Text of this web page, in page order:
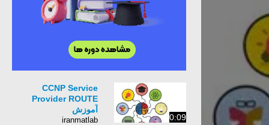
0:09
CCNP Service
Provider ROUTE
آموزش
iranmatlab